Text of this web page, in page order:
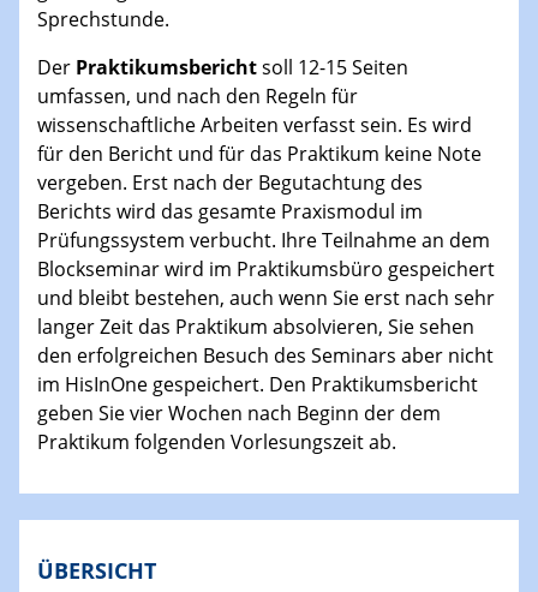
Sprechstunde.
Der Praktikumsberichtsoll 12-15 Seiten
umfassen, und nach den Regeln für
wissenschaftliche Arbeiten verfasst sein. Es wird
für den Bericht und für das Praktikum keine Note
vergeben. Erst nach der Begutachtung des
Berichts wird das gesamte Praxismodul im
Prüfungssystem verbucht. Ihre Teilnahme an dem
Blockseminar wird im Praktikumsbüro gespeichert
und bleibt bestehen, auch wenn Sie erst nach sehr
langer Zeit das Praktikum absolvieren, Sie sehen
den erfolgreichen Besuch des Seminars aber nicht
im HisInOne gespeichert. Den Praktikumsbericht
geben Sie vier Wochen nach Beginn der dem
Praktikum folgenden Vorlesungszeit ab.
ÜBERSICHT